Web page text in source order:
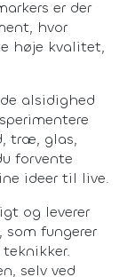
er der
hvor
høje kvalitet,
alsidighed
træ, glas,
forvente
ideer til live.
og leverer
fungerer
selv ved